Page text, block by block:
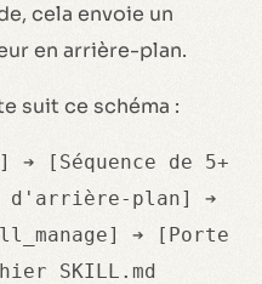
cela envoie un
en arrière-plan.
suit ce schéma :
[Séquence de 5+
d'arrière-plan] ➔
➔ [Porte
SKILL.md